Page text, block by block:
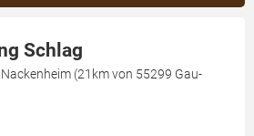
Schlag
(21km von 55299 Gau-